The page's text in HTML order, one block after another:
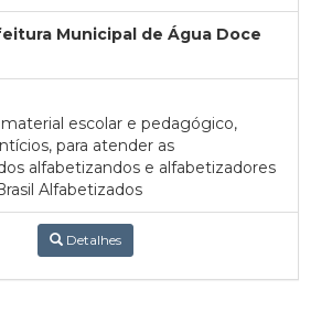
Municipal de Água Doce
escolar e pedagógico,
para atender as
alfabetizandos e alfabetizadores
Alfabetizados
Detalhes